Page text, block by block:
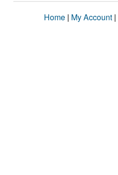
Home | My Account |